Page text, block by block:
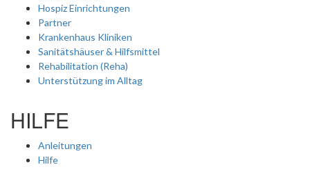
Hospiz Einrichtungen
Partner
Krankenhaus Kliniken
Sanitätshäuser & Hilfsmittel
Rehabilitation (Reha)
Unterstützung im Alltag
HILFE
Anleitungen
Hilfe